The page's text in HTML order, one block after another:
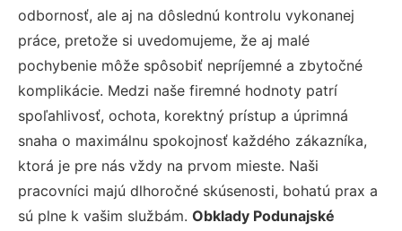
odbornosť, ale aj na dôslednú kontrolu vykonanej
práce, pretože si uvedomujeme, že aj malé
pochybenie môže spôsobiť nepríjemné a zbytočné
komplikácie. Medzi naše firemné hodnoty patrí
spoľahlivosť, ochota, korektný prístup a úprimná
snaha o maximálnu spokojnosť každého zákazníka,
ktorá je pre nás vždy na prvom mieste. Naši
pracovníci majú dlhoročné skúsenosti, bohatú prax a
sú plne k vašim službám. Obklady Podunajské